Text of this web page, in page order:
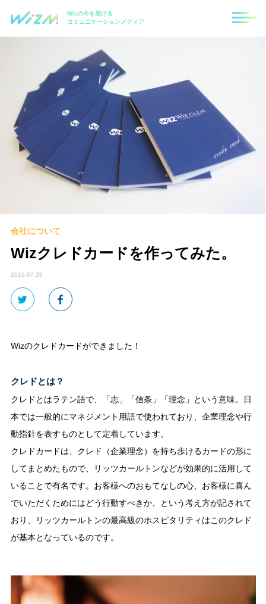
Wizの今を届ける
コミュニケーションメディア
会社について
Wizクレドカードを作ってみた。
2016.07.28
Wizのクレドカードができました！
クレドとは？
クレドとはラテン語で、「志」「信条」「理念」という意味。日
本では一般的にマネジメント用語で使われており、企業理念や行
動指針を表すものとして定着しています。
クレドカードは、クレド（企業理念）を持ち歩けるカードの形に
してまとめたもので、リッツカールトンなどが効果的に活用して
いることで有名です。お客様へのおもてなしの心、お客様に喜ん
でいただくためにはどう行動すべきか、という考え方が記されて
おり、リッツカールトンの最高級のホスピタリティはこのクレド
が基本となっているのです。